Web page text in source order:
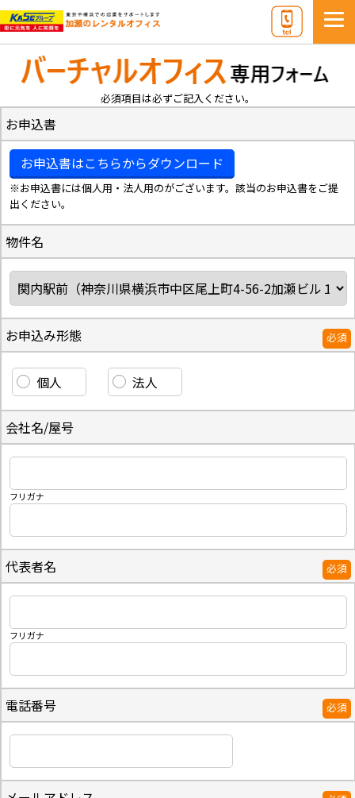
必須項目は必ずご記入ください。
お申込書
お申込書はこちらからダウンロード
※お申込書には個人用・法人用のがございます。該当のお申込書をご提
出ください。
物件名
お申込み形態 必須
個人 法人
会社名/屋号
フリガナ
代表者名 必須
フリガナ
電話番号 必須